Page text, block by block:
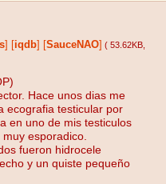
] [iqdb] [SauceNAO] ( 53.62KB
Hace unos dias me
ecografia testicular por
en uno de mis testiculos
esporadico.
fueron hidrocele
y un quiste pequeño